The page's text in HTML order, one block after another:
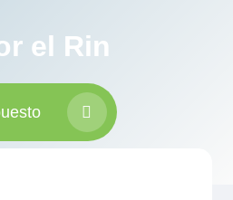
el Rin